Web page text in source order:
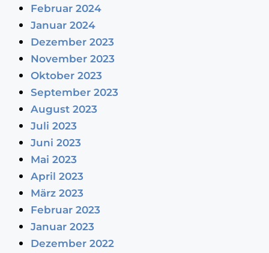
Februar 2024
Januar 2024
Dezember 2023
November 2023
Oktober 2023
September 2023
August 2023
Juli 2023
Juni 2023
Mai 2023
April 2023
März 2023
Februar 2023
Januar 2023
Dezember 2022